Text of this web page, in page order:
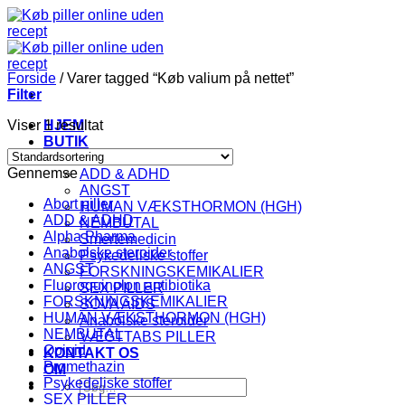
Fortsæt
til
indhold
HJEM
BUTIK
KATEGORI
ADD & ADHD
ANGST
HUMAN VÆKSTHORMON (HGH)
NEMBUTAL
Smertemedicin
Psykedeliske stoffer
FORSKNINGSKEMIKALIER
SEX PILLER
SOVA AIDS
Anabolske steroider
VÆGTTABS PILLER
KONTAKT OS
OM
Søg
efter:
Forside /Varer tagged “Køb valium på nettet”
Filter
Viser 1 resultat
Gennemse
Abort piller
ADD & ADHD
Alpha Pharma
Anabolske steroider
ANGST
Fluoroquinolon antibiotika
FORSKNINGSKEMIKALIER
HUMAN VÆKSTHORMON (HGH)
NEMBUTAL
Opioid
Promethazin
Psykedeliske stoffer
SEX PILLER